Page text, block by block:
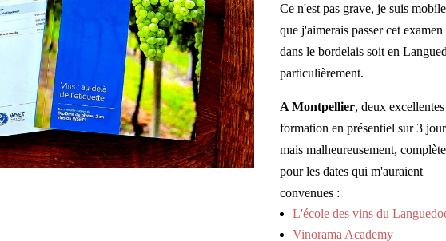
Ce n'est pas grave, je suis
que j'aimerais passer cet
dans le bordelais soit en
particulièrement.
A Montpellier, deux excellentes
formation en présentiel sur 3
mais malheureusement,
pour les dates qui m'auraient
convenues :
L'école des vins du
Vinorama Academy